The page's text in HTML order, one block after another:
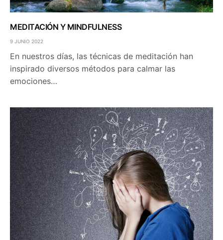
MEDITACIÓN Y MINDFULNESS
9 JUNIO 2022
En nuestros días, las técnicas de meditación han
inspirado diversos métodos para calmar las
emociones…